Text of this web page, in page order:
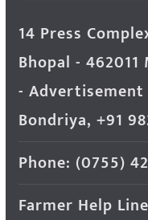
14 Press
Bhopal - 462011
- Advertisement
Bondriya, +91
Phone: (0755)
Farmer Help